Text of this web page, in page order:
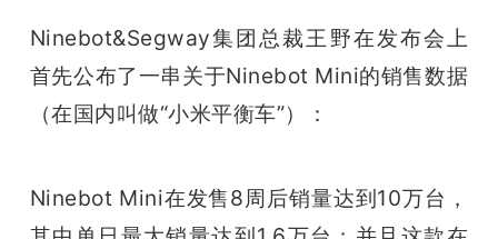
活
动
Ninebot&Segway集团总裁王野在发布会上
首先公布了一串关于Ninebot Mini的销售数据
（在国内叫做“小米平衡车”）：
Ninebot Mini在发售8周后销量达到10万台，